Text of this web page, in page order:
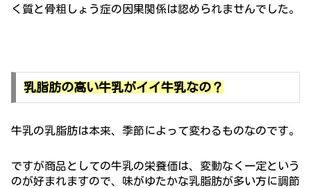
く質と骨粗しょう症の因果関係は認められませんでした。
乳脂肪の高い牛乳がイイ牛乳なの？
牛乳の乳脂肪は本来、季節によって変わるものなのです。
ですが商品としての牛乳の栄養価は、変動なく一定という
のが好まれますので、味がゆたかな乳脂肪が多い方に調節